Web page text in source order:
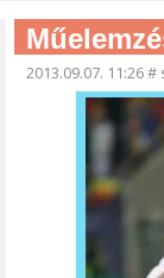
2013.09.07. 11:26#